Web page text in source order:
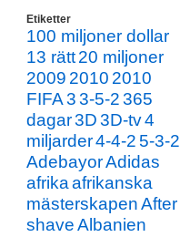
Etiketter
100 miljoner dollar
13 rätt20 miljoner
2009 2010 2010
FIFA33-5-2365
dagar3D3D-tv4
miljarder4-4-2 5-3-2
AdebayorAdidas
afrikaafrikanska
mästerskapenAfter
shaveAlbanien